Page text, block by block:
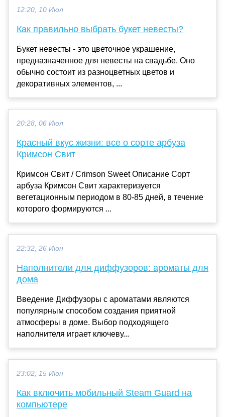
12:20, 10 Июл
Как правильно выбрать букет невесты?
Букет невесты - это цветочное украшение,
предназначенное для невесты на свадьбе. Оно
обычно состоит из разноцветных цветов и
декоративных элементов, ...
20:28, 06 Июл
Красный вкус жизни: все о сорте арбуза
Кримсон Свит
Кримсон Свит / Crimson Sweet Описание Сорт
арбуза Кримсон Свит характеризуется
вегетационным периодом в 80-85 дней, в течение
которого формируются ...
22:32, 26 Июн
Наполнители для диффузоров: ароматы для
дома
Введение Диффузоры с ароматами являются
популярным способом создания приятной
атмосферы в доме. Выбор подходящего
наполнителя играет ключеву...
23:02, 15 Июн
Как включить мобильный Steam Guard на
компьютере